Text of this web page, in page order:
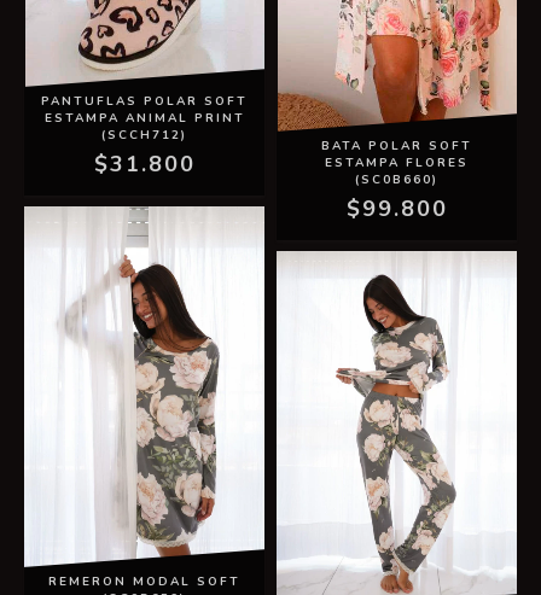
PANTUFLAS POLAR SOFT
ESTAMPA ANIMAL PRINT
(SCCH712)
$31.800
BATA POLAR SOFT
ESTAMPA FLORES
(SC0B660)
$99.800
REMERON MODAL SOFT